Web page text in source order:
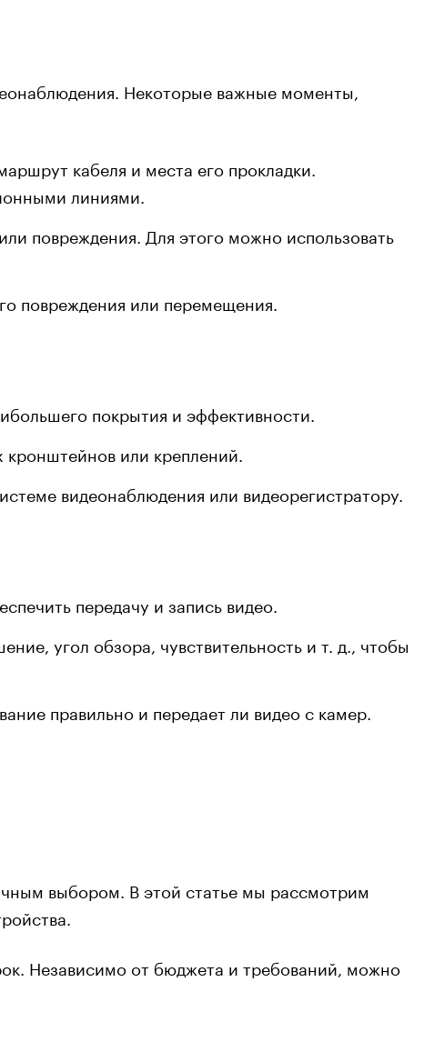
Некоторые важные моменты,
кабеля и места его прокладки.
линиями.
повреждения. Для этого можно использовать
повреждения или перемещения.
покрытия и эффективности.
или креплений.
видеонаблюдения или видеорегистратору.
передачу и запись видео.
угол обзора, чувствительность и т. д., чтобы
правильно и передает ли видео с камер.
выбором. В этой статье мы рассмотрим
Независимо от бюджета и требований, можно